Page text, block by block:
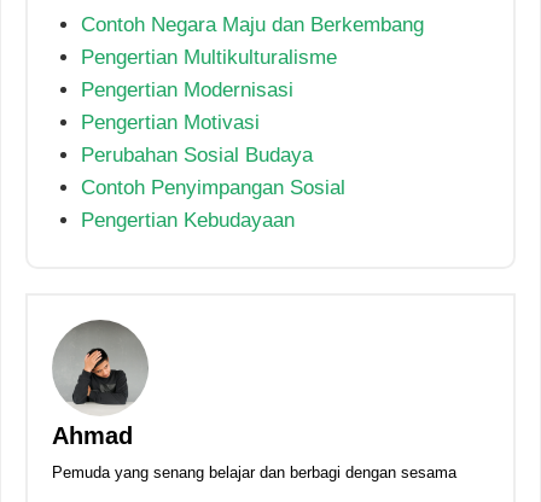
Contoh Negara Maju dan Berkembang
Pengertian Multikulturalisme
Pengertian Modernisasi
Pengertian Motivasi
Perubahan Sosial Budaya
Contoh Penyimpangan Sosial
Pengertian Kebudayaan
Ahmad
Pemuda yang senang belajar dan berbagi dengan sesama